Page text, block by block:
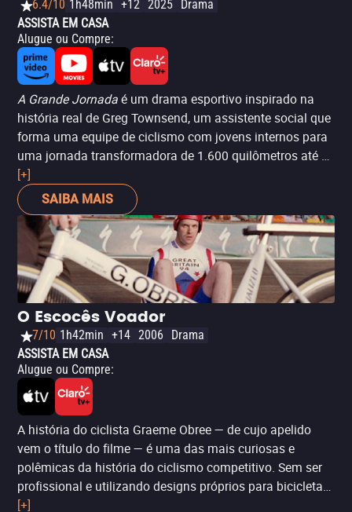
6.4/10 1h48min +12 2025 Drama
ASSISTA EM CASA
Alugue ou Compre:
A Grande Jornadaé um drama esportivo inspirado na
história real de Greg Townsend, um assistente social que
forma uma equipe de ciclismo com jovens internos para
uma jornada transformadora de 1.600 quilômetros até o
Grand Canyon. Dirigido por R.J. Daniel Hanna e estrelado
por Matthew Modine, o filme destaca a resiliência e o
espírito humano ao mostrar como o esporte pode ser um
agente de mudança positiva. Com atuações cativantes e
uma fotografia que explora a grandiosidade e a beleza
das paisagens percorridas, A Grande Jornadaentrega
um relato emocionante sobre superação e trabalho em
equipe. Se você gosta de histórias reais que celebram o
poder da transformação e a importância da empatia, este
é um filme imperdível.
[+]
SAIBA MAIS
O Escocês Voador
7/10 1h42min +14 2006
Drama
ASSISTA EM CASA
Alugue ou Compre:
A história do ciclista Graeme Obree — de cujo apelido
vem o título do filme — é uma das mais curiosas e
polêmicas da história do ciclismo competitivo. Sem ser
profissional e utilizando designs próprios para bicicletas
de baixo custo — chegando a usar peças de máquina de
[+]